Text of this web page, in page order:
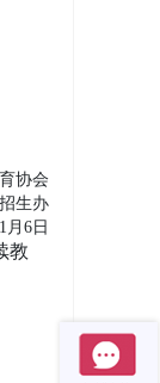
协会
生办
月6日
教